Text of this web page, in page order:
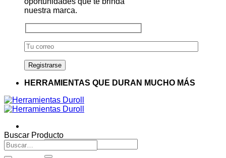
nuestra marca.
HERRAMIENTAS QUE DURAN MUCHO MÁS
Buscar
por:
Buscar Producto
Buscar
por: